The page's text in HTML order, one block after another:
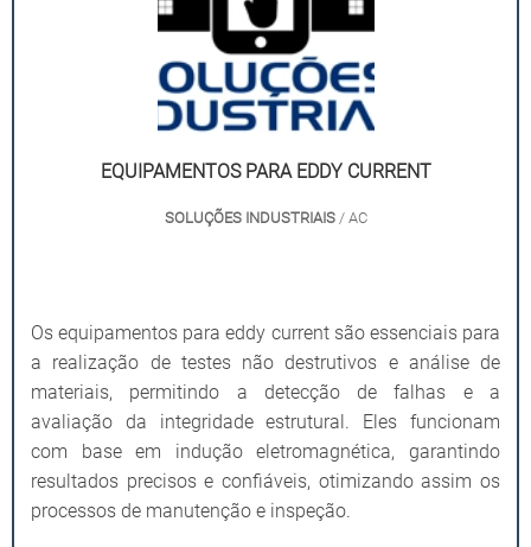
EQUIPAMENTOS PARA EDDY CURRENT
SOLUÇÕES INDUSTRIAIS/ AC
Os equipamentos para eddy current são essenciais para
a realização de testes não destrutivos e análise de
materiais, permitindo a detecção de falhas e a
avaliação da integridade estrutural. Eles funcionam
com base em indução eletromagnética, garantindo
resultados precisos e confiáveis, otimizando assim os
processos de manutenção e inspeção.